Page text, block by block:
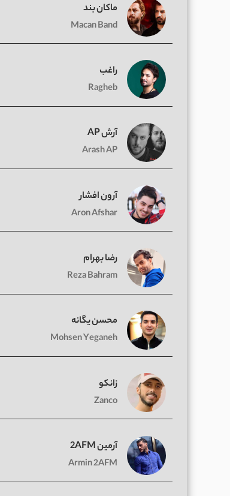
ماکان بند
Macan Band
راغب
Ragheb
آرش AP
Arash AP
آرون افشار
Aron Afshar
رضا بهرام
Reza Bahram
محسن یگانه
Mohsen Yeganeh
زانکو
Zanco
آرمین 2AFM
Armin 2AFM